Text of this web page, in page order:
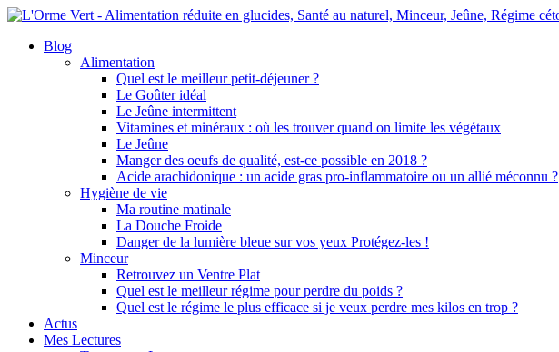
Blog
Alimentation
Quel est le meilleur petit-déjeuner ?
Le Goûter idéal
Le Jeûne intermittent
Vitamines et minéraux : où les trouver quand on limite les végétaux
Le Jeûne
Manger des oeufs de qualité, est-ce possible en 2018 ?
Acide arachidonique : un acide gras pro-inflammatoire ou un allié méconnu ?
Hygiène de vie
Ma routine matinale
La Douche Froide
Danger de la lumière bleue sur vos yeux Protégez-les !
Minceur
Retrouvez un Ventre Plat
Quel est le meilleur régime pour perdre du poids ?
Quel est le régime le plus efficace si je veux perdre mes kilos en trop ?
Actus
Mes Lectures